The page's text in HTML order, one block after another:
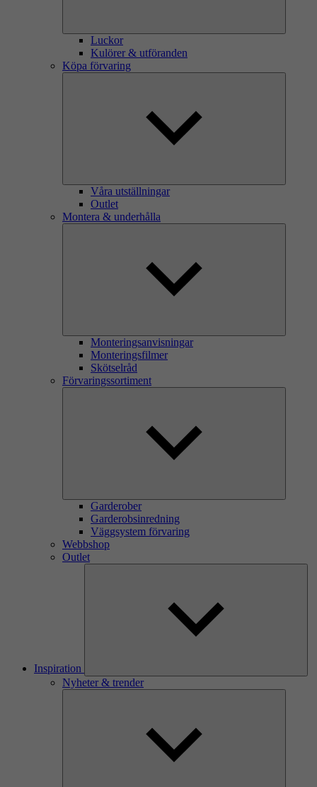
Luckor
Kulörer & utföranden
Köpa förvaring
Våra utställningar
Outlet
Montera & underhålla
Monteringsanvisningar
Monteringsfilmer
Skötselråd
Förvaringssortiment
Garderober
Garderobsinredning
Väggsystem förvaring
Webbshop
Outlet
Inspiration
Nyheter & trender